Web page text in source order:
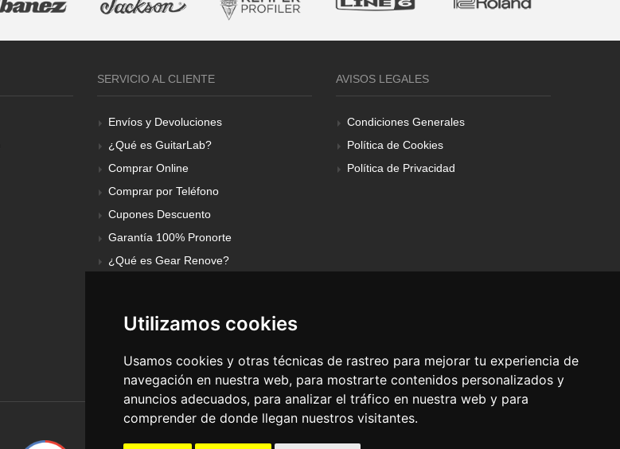
Utilizamos cookies
Usamos cookies y otras técnicas de rastreo para mejorar tu experiencia de
navegación en nuestra web, para mostrarte contenidos personalizados y
anuncios adecuados, para analizar el tráfico en nuestra web y para
comprender de donde llegan nuestros visitantes.
SERVICIO AL CLIENTE
Envíos y Devoluciones
¿Qué es GuitarLab?
Comprar Online
Comprar por Teléfono
Cupones Descuento
Garantía 100% Pronorte
¿Qué es Gear Renove?
AVISOS LEGALES
Condiciones Generales
Política de Cookies
Política de Privacidad